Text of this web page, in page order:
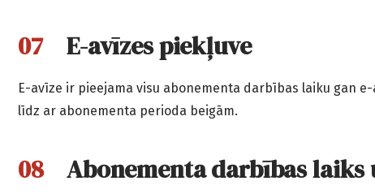
E-avīzes piekļuve
E-avīze ir pieejama visu abonementa darbības laiku gan
līdz ar abonementa perioda beigām.
Abonementa darbības laiks